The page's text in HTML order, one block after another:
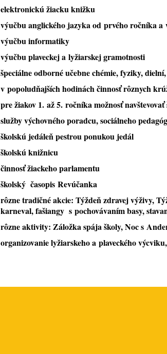
elektronickú žiacku knižku
výučbu anglického jazyka od prvého ročníka a
výučbu informatiky
výučbu plaveckej a lyžiarskej gramotnosti
špeciálne odborné učebne chémie, fyziky,
v popoludňajších hodinách činnosť rôznych
pre žiakov 1. až 5. ročníka možnosť
služby výchovného poradcu, sociálneho
školskú jedáleň pestrou ponukou jedál
školskú knižnicu
činnosť žiackeho parlamentu
školský časopis Revúčanka
rôzne tradičné akcie:Týždeň zdravej výživy,
karneval,fašiangy s pochovávaním basy,
rôzne aktivity: Záložka spája školy,Noc s
organizovanie lyžiarskeho a plaveckého